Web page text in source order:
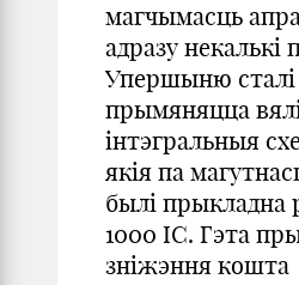
магчымасць
адразу некалькі
Упершыню сталі
прымяняцца
інтэгральныя
якія па
былі прыкладна
1000 ІС. Гэта
зніжэння кошта